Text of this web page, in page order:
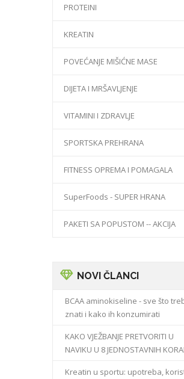
PROTEINI
KREATIN
POVEĆANJE MIŠIĆNE MASE
DIJETA I MRŠAVLJENJE
VITAMINI I ZDRAVLJE
SPORTSKA PREHRANA
FITNESS OPREMA I POMAGALA
SuperFoods - SUPER HRANA
PAKETI SA POPUSTOM -- AKCIJA
NOVI ČLANCI
BCAA aminokiseline - sve što
znati i kako ih konzumirati
KAKO VJEŽBANJE PRETVORITI U
NAVIKU U 8 JEDNOSTAVNIH
Kreatin u sportu: upotreba,